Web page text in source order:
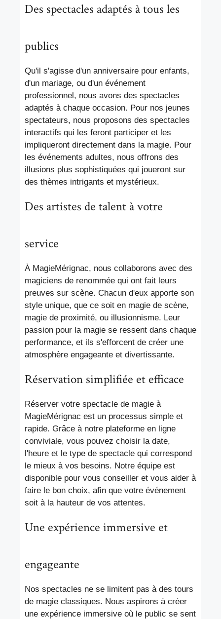
Des spectacles adaptés à tous les
publics
Qu'il s'agisse d'un anniversaire pour enfants,
d'un mariage, ou d'un événement
professionnel, nous avons des spectacles
adaptés à chaque occasion. Pour nos jeunes
spectateurs, nous proposons des spectacles
interactifs qui les feront participer et les
impliqueront directement dans la magie. Pour
les événements adultes, nous offrons des
illusions plus sophistiquées qui joueront sur
des thèmes intrigants et mystérieux.
Des artistes de talent à votre
service
À MagieMérignac, nous collaborons avec des
magiciens de renommée qui ont fait leurs
preuves sur scène. Chacun d'eux apporte son
style unique, que ce soit en magie de scène,
magie de proximité, ou illusionnisme. Leur
passion pour la magie se ressent dans chaque
performance, et ils s'efforcent de créer une
atmosphère engageante et divertissante.
Réservation simplifiée et efficace
Réserver votre spectacle de magie à
MagieMérignac est un processus simple et
rapide. Grâce à notre plateforme en ligne
conviviale, vous pouvez choisir la date,
l'heure et le type de spectacle qui correspond
le mieux à vos besoins. Notre équipe est
disponible pour vous conseiller et vous aider à
faire le bon choix, afin que votre événement
soit à la hauteur de vos attentes.
Une expérience immersive et
engageante
Nos spectacles ne se limitent pas à des tours
de magie classiques. Nous aspirons à créer
une expérience immersive où le public se sent